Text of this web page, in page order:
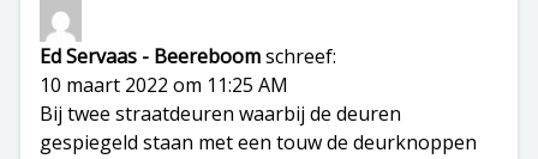
Ed Servaas - Beereboomschreef:
10 maart 2022 om 11:25 AM
Bij twee straatdeuren waarbij de deuren
gespiegeld staan met een touw de deurknoppen